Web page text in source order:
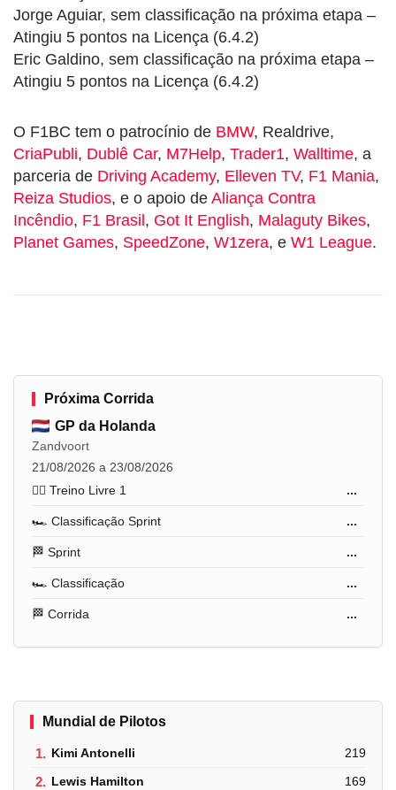
Jorge Aguiar, sem classificação na próxima etapa –
Atingiu 5 pontos na Licença (6.4.2)
Eric Galdino, sem classificação na próxima etapa –
Atingiu 5 pontos na Licença (6.4.2)
O F1BC tem o patrocínio de BMW, Realdrive,
CriaPubli, Dublê Car, M7Help, Trader1, Walltime, a
parceria de Driving Academy, Elleven TV, F1 Mania,
Reiza Studios, e o apoio de Aliança Contra
Incêndio, F1 Brasil, Got It English, Malaguty Bikes,
Planet Games, SpeedZone, W1zera, e W1 League.
Próxima Corrida
GP da Holanda
Zandvoort
21/08/2026 a 23/08/2026
🏋️‍♂️ Treino Livre 1
...
🏎️ Classificação Sprint ...
🏁 Sprint ...
🏎️ Classificação ...
🏁 Corrida ...
Mundial de Pilotos
1. Kimi Antonelli 219
2. Lewis Hamilton 169